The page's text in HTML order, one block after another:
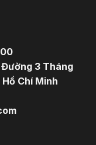
Đường 3 Tháng
Chí Minh